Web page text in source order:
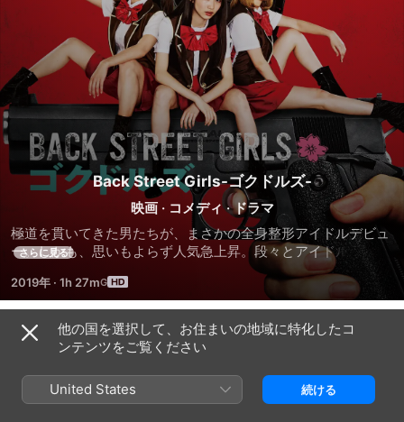
Back Street Girls-ゴクドルズ-
映画 · コメディ ·ドラマ
極道を貫いてきた男たちが、まさかの全身整形アイドルデビュ
ー。しかも、思いもよらず人気急上昇。段々とアイドルとして
の自分に目覚めながらも...極道である本来の自分と女心の間に
揺れながら、そして葛藤しながら、アイドルとして生きていく
男たちをコミカルに描いた物語。
さらに見る
2019年 · 1h 27m
予告編
他の国を選択して、お住まいの地域に特化したコ
ンテンツをご覧ください
United States 続ける